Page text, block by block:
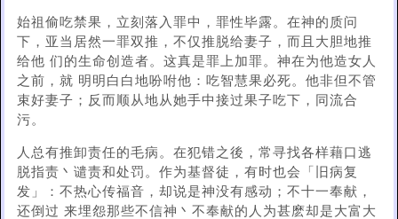
始祖偷吃禁果，立刻落入罪中，罪性毕露。在神的质问
下，亚当居然一罪双推，不仅推脱给妻子，而且大胆地推
给他 们的生命创造者。这真是罪上加罪。神在为他造女人
之前，就 明明白白地吩咐他：吃智慧果必死。他非但不管
束好妻子；反而顺从地从她手中接过果子吃下，同流合
污。
人总有推卸责任的毛病。在犯错之後，常寻找各样藉口逃
脱指责丶谴责和处罚。作为基督徒，有时也会「旧病复
发」：不热心传福音，却说是神没有感动；不十一奉献，
还倒过 来埋怨那些不信神丶不奉献的人为甚麽却是大富大